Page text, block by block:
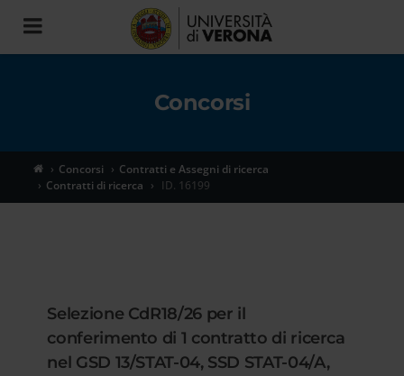
Toggle
navigation
Concorsi
Concorsi
Contratti e Assegni di ricerca
Contratti di ricerca
ID. 16199
Selezione CdR18/26 per il
conferimento di 1 contratto di ricerca
nel GSD 13/STAT-04, SSD STAT-04/A,